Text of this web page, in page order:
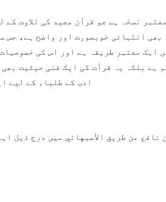
نسخہ ہے جو قرآن مجید کی تلاوت کے
انتہائی خوبصورت اور واضح ہے، جس
ایک معتبر طریقہ ہے اور اس کی
ہے بلکہ یہ قرأت کی ایک فنی حیثیت
ادب کے طلباء کے لیے